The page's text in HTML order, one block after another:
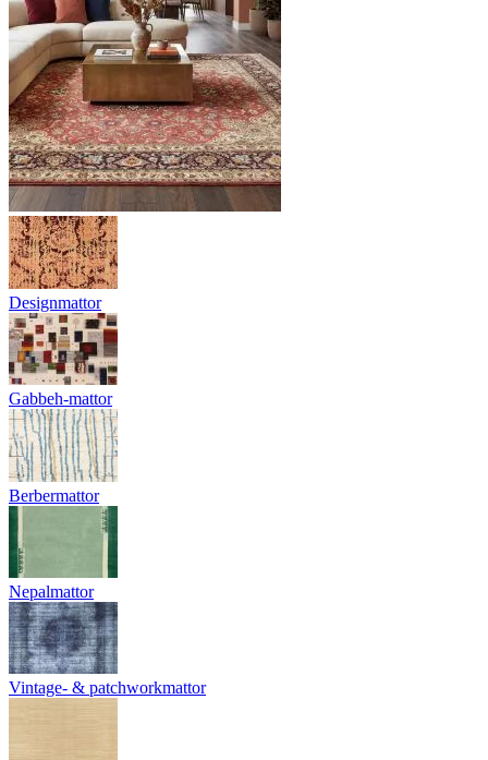
Designmattor
Gabbeh-mattor
Berbermattor
Nepalmattor
Vintage- & patchworkmattor